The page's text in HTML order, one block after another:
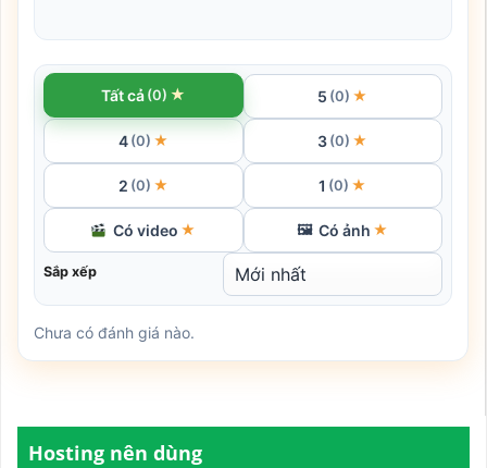
Tất cả (0) ★ 5 (0) ★
4 (0) ★ 3 (0) ★
2 (0) ★ 1 (0) ★
Có video ★ 🖼 Có ảnh ★
Sắp xếp
Chưa có đánh giá nào.
Hosting nên dùng